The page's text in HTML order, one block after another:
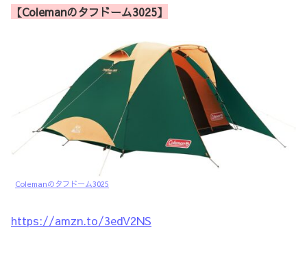
【Colemanのタフドーム3025】
Colemanのタフドーム3025
https://amzn.to/3edV2NS